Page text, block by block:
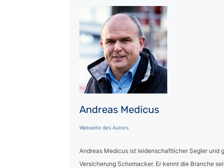
Andreas Medicus
Webseite des Autors
Andreas Medicus ist leidenschaftlicher Segler und
Versicherung Schomacker. Er kennt die Branche